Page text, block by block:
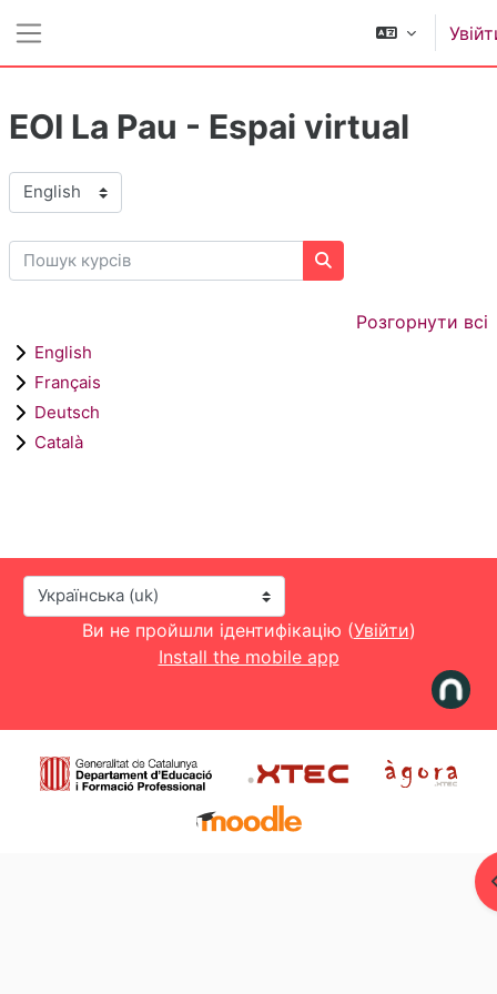
EOI La Pau - Espai virtual
Категорії курсів
Пошук курсів
Пошук курсів
Розгорнути всі
English
Français
Deutsch
Català
Мова інтерфейсу
Ви не пройшли ідентифікацію (Увійти)
Install the mobile app